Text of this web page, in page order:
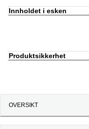
Innholdet i esken
Produktsikkerhet
OVERSIKT